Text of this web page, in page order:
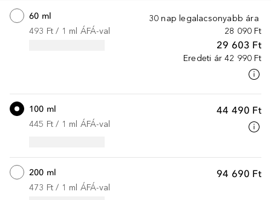
30 nap legalacsonyabb ára
28 090 Ft
29 603 Ft
Eredeti ár 42 990 Ft
60 ml
493 Ft / 1 ml ÁFÁ-val
44 490 Ft
100 ml
445 Ft / 1 ml ÁFÁ-val
94 690 Ft
200 ml
473 Ft / 1 ml ÁFÁ-val